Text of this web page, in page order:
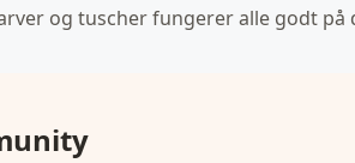
og tuscher fungerer alle godt på